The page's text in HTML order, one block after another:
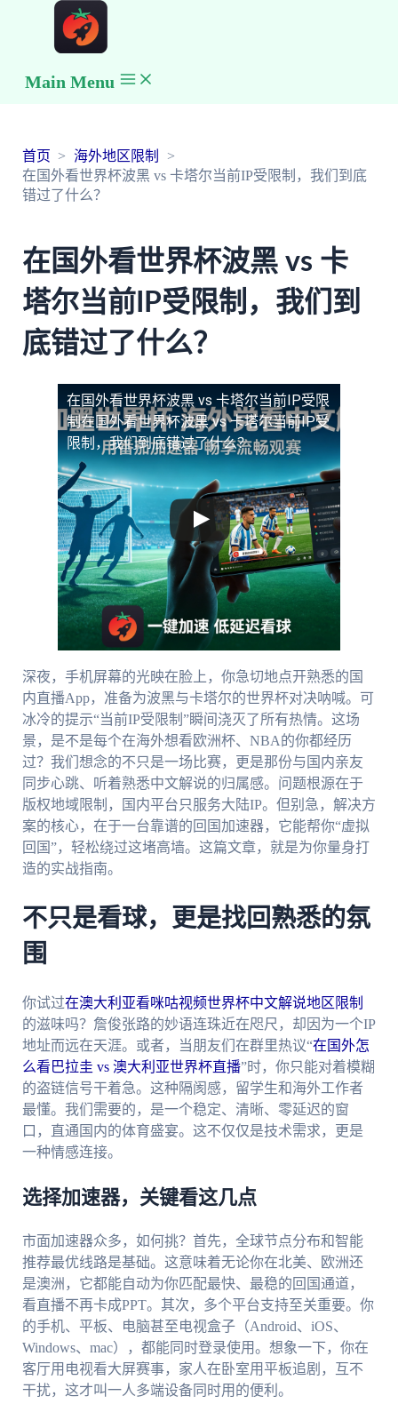
Main Menu
首页
海外地区限制
在国外看世界杯波黑 vs 卡塔尔当前IP受限制，我们到底
错过了什么？
在国外看世界杯波黑 vs 卡
塔尔当前IP受限制，我们到
底错过了什么？
在国外看世界杯波黑 vs 卡塔尔当前IP受限
制在国外看世界杯波黑 vs 卡塔尔当前IP受
限制，我们到底错过了什么？
深夜，手机屏幕的光映在脸上，你急切地点开熟悉的国
内直播App，准备为波黑与卡塔尔的世界杯对决呐喊。可
冰冷的提示“当前IP受限制”瞬间浇灭了所有热情。这场
景，是不是每个在海外想看欧洲杯、NBA的你都经历
过？我们想念的不只是一场比赛，更是那份与国内亲友
同步心跳、听着熟悉中文解说的归属感。问题根源在于
版权地域限制，国内平台只服务大陆IP。但别急，解决方
案的核心，在于一台靠谱的回国加速器，它能帮你“虚拟
回国”，轻松绕过这堵高墙。这篇文章，就是为你量身打
造的实战指南。
不只是看球，更是找回熟悉的氛
围
你试过在澳大利亚看咪咕视频世界杯中文解说地区限制
的滋味吗？詹俊张路的妙语连珠近在咫尺，却因为一个IP
地址而远在天涯。或者，当朋友们在群里热议“在国外怎
么看巴拉圭 vs 澳大利亚世界杯直播”时，你只能对着模糊
的盗链信号干着急。这种隔阂感，留学生和海外工作者
最懂。我们需要的，是一个稳定、清晰、零延迟的窗
口，直通国内的体育盛宴。这不仅仅是技术需求，更是
一种情感连接。
选择加速器，关键看这几点
市面加速器众多，如何挑？首先，全球节点分布和智能
推荐最优线路是基础。这意味着无论你在北美、欧洲还
是澳洲，它都能自动为你匹配最快、最稳的回国通道，
看直播不再卡成PPT。其次，多个平台支持至关重要。你
的手机、平板、电脑甚至电视盒子（Android、iOS、
Windows、mac），都能同时登录使用。想象一下，你在
客厅用电视看大屏赛事，家人在卧室用平板追剧，互不
干扰，这才叫一人多端设备同时用的便利。